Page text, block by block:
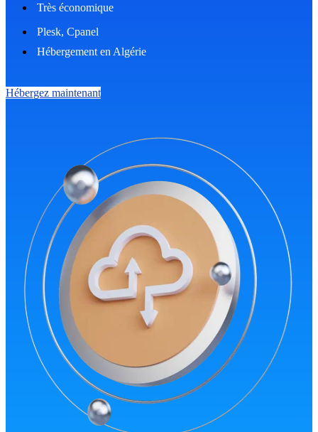
Très économique
Plesk, Cpanel
Hébergement en Algérie
Hébergez maintenant